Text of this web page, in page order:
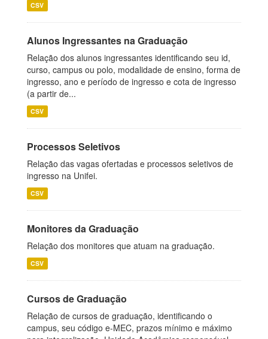
CSV
Alunos Ingressantes na Graduação
Relação dos alunos ingressantes identificando seu id,
curso, campus ou polo, modalidade de ensino, forma de
ingresso, ano e período de ingresso e cota de ingresso
(a partir de...
CSV
Processos Seletivos
Relação das vagas ofertadas e processos seletivos de
ingresso na Unifei.
CSV
Monitores da Graduação
Relação dos monitores que atuam na graduação.
CSV
Cursos de Graduação
Relação de cursos de graduação, identificando o
campus, seu código e-MEC, prazos mínimo e máximo